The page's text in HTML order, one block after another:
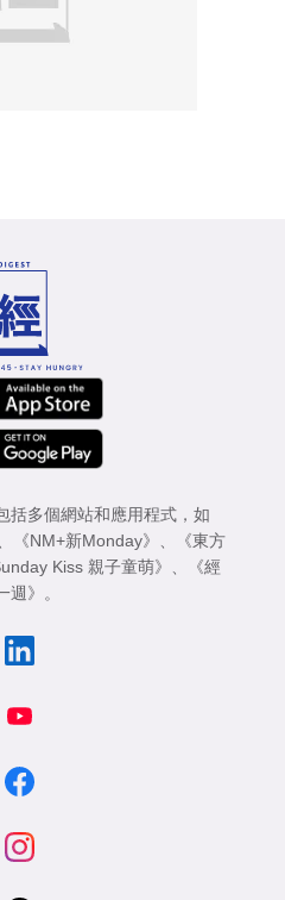
括多個網站和應用程式，如
《NM+新Monday》
《東方
Kiss 親子童萌》
《經
週》
。